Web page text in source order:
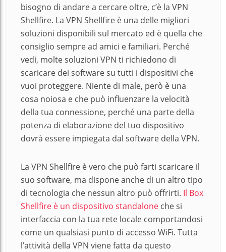
bisogno di andare a cercare oltre, c’è la VPN
Shellfire. La VPN Shellfire è una delle migliori
soluzioni disponibili sul mercato ed è quella che
consiglio sempre ad amici e familiari. Perché
vedi, molte soluzioni VPN ti richiedono di
scaricare dei software su tutti i dispositivi che
vuoi proteggere. Niente di male, però è una
cosa noiosa e che può influenzare la velocità
della tua connessione, perché una parte della
potenza di elaborazione del tuo dispositivo
dovrà essere impiegata dal software della VPN.
La VPN Shellfire è vero che può farti scaricare il
suo software, ma dispone anche di un altro tipo
di tecnologia che nessun altro può offrirti. Il Box
Shellfire è un dispositivo standalone che si
interfaccia con la tua rete locale comportandosi
come un qualsiasi punto di accesso WiFi. Tutta
l’attività della VPN viene fatta da questo